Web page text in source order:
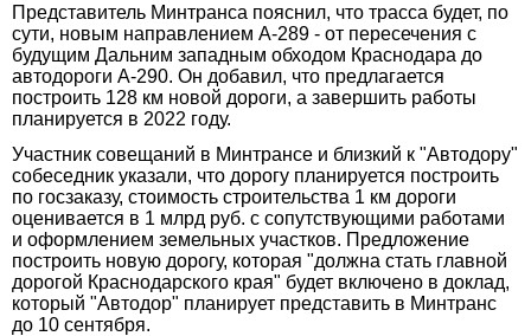
Представитель Минтранса пояснил, что трасса будет, по
сути, новым направлением А-289 - от пересечения с
будущим Дальним западным обходом Краснодара до
автодороги А-290. Он добавил, что предлагается
построить 128 км новой дороги, а завершить работы
планируется в 2022 году.
Участник совещаний в Минтрансе и близкий к "Автодору"
собеседник указали, что дорогу планируется построить
по госзаказу, стоимость строительства 1 км дороги
оценивается в 1 млрд руб. с сопутствующими работами
и оформлением земельных участков. Предложение
построить новую дорогу, которая "должна стать главной
дорогой Краснодарского края" будет включено в доклад,
который "Автодор" планирует представить в Минтранс
до 10 сентября.